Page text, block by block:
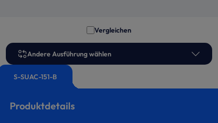
Vergleichen
S-SUAC-151-B
Andere Ausführung wählen
Produktdetails